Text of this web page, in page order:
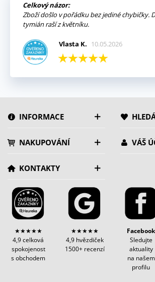
Celkový názor:
Zboží došlo v pořádku bez jediné chybičky.
tymián raší z květníku.
Vlasta K. 10.05.2026
INFORMACE
NAKUPOVÁNÍ VÁŠ
KONTAKTY
★★★★★
4,9 celková
spokojenost
s obchodem
★★★★★
4,9 hvězdiček
1500+ recenzí
Facebook
Sledujte
aktuality
na našem
profilu